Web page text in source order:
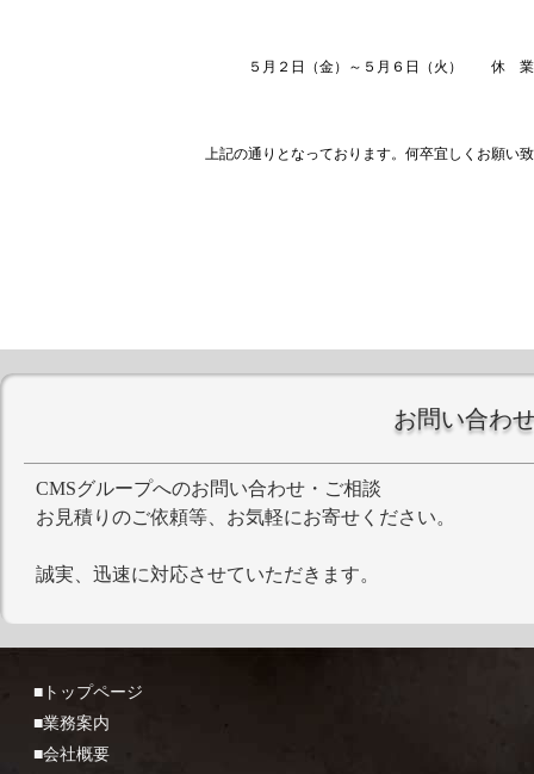
５月２日（金）～５月６日（火） 休 業
上記の通りとなっております。何卒宜しくお願い致
お問い合わ
CMSグループへのお問い合わせ・ご相談
お見積りのご依頼等、お気軽にお寄せください。
誠実、迅速に対応させていただきます。
■トップページ
■業務案内
■会社概要